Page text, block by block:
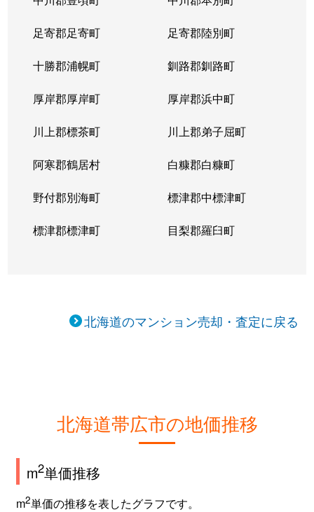
足寄郡足寄町 足寄郡陸別町
十勝郡浦幌町 釧路郡釧路町
厚岸郡厚岸町 厚岸郡浜中町
川上郡標茶町 川上郡弟子屈町
阿寒郡鶴居村 白糠郡白糠町
野付郡別海町 標津郡中標津町
標津郡標津町 目梨郡羅臼町
北海道のマンション売却・査定に戻る
北海道帯広市の地価推移
m2単価推移
m2単価の推移を表したグラフです。